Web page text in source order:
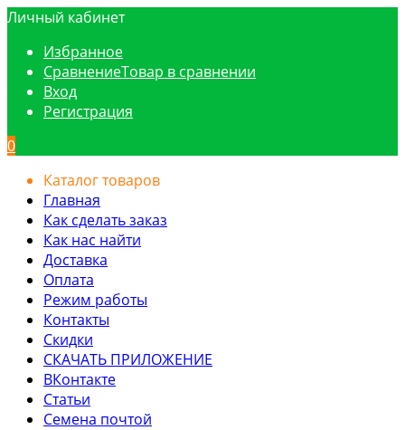
Личный кабинет
Избранное
СравнениеТовар в сравнении
Вход
Регистрация
0
Каталог товаров
Главная
Как сделать заказ
Как нас найти
Доставка
Оплата
Режим работы
Контакты
Скидки
СКАЧАТЬ ПРИЛОЖЕНИЕ
ВКонтакте
Статьи
Семена почтой